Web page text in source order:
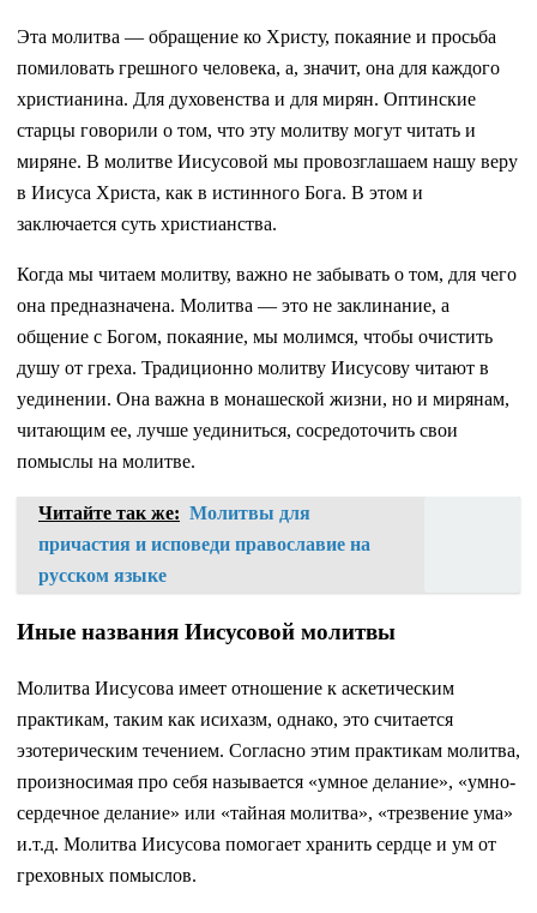
Эта молитва — обращение ко Христу, покаяние и просьба
помиловать грешного человека, а, значит, она для каждого
христианина. Для духовенства и для мирян. Оптинские
старцы говорили о том, что эту молитву могут читать и
миряне. В молитве Иисусовой мы провозглашаем нашу веру
в Иисуса Христа, как в истинного Бога. В этом и
заключается суть христианства.
Когда мы читаем молитву, важно не забывать о том, для чего
она предназначена. Молитва — это не заклинание, а
общение с Богом, покаяние, мы молимся, чтобы очистить
душу от греха. Традиционно молитву Иисусову читают в
уединении. Она важна в монашеской жизни, но и мирянам,
читающим ее, лучше уединиться, сосредоточить свои
помыслы на молитве.
Читайте так же: Молитвы для
причастия и исповеди православие на
русском языке
Иные названия Иисусовой молитвы
Молитва Иисусова имеет отношение к аскетическим
практикам, таким как исихазм, однако, это считается
эзотерическим течением. Согласно этим практикам молитва,
произносимая про себя называется «умное делание», «умно-
сердечное делание» или «тайная молитва», «трезвение ума»
и.т.д. Молитва Иисусова помогает хранить сердце и ум от
греховных помыслов.